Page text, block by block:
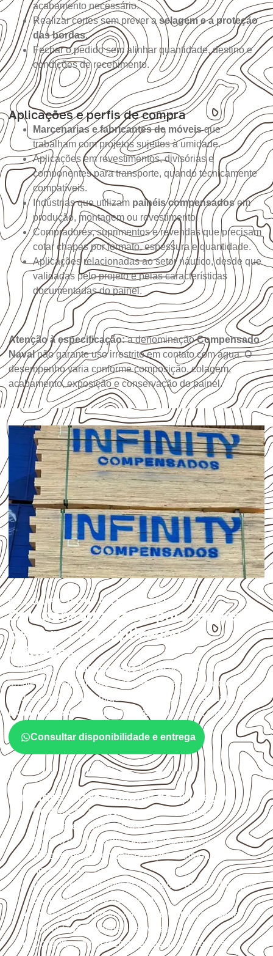
acabamento necessário.
Realizar cortes sem prever a selagem e a proteção
das bordas.
Fechar o pedido sem alinhar quantidade, destino e
condições de recebimento.
Aplicações e perfis de compra
Marcenarias e fabricantes de móveisque
trabalham com projetos sujeitos à umidade.
Aplicações em revestimentos, divisórias e
componentes para transporte, quando tecnicamente
compatíveis.
Indústrias que utilizam painéis compensadosem
produção, montagem ou revestimento.
Compradores, suprimentos e revendas que precisam
cotar chapas por formato, espessura e quantidade.
Aplicações relacionadas ao setor náutico, desde que
validadas pelo projeto e pelas características
documentadas do painel.
Atenção à especificação:a denominaçãoCompensado
Navalnão garante uso irrestrito em contato com água. O
desempenho varia conforme composição, colagem,
acabamento, exposição e conservação do painel.
ESCOLHA CONFORME A APLICAÇÃO
Compensado Naval para empresas
de Vera Cruz: aplicações e
cuidados
A utilização do Compensado Navaldepende do
ambiente, da finalidade e da especificação do projeto.
Antes da cotação, verifique a
espessura, o formato, a
exposição e o acabamento
previstos para a chapa.
Consultar disponibilidade e entrega
Cuidados antes e depois da aplicação
Confirme se a espessura e o formatosão
compatíveis com o projeto.
Organize o plano de corte de acordo com as
dimensões disponíveis e o aproveitamento
necessário.
Considere acabamento e proteção das bordas após
qualquer corte ou usinagem.
Evite contato direto com o solo, chuva, umidade
acumulada e apoios desnivelados.
Consulte a ficha técnica antes de aplicações